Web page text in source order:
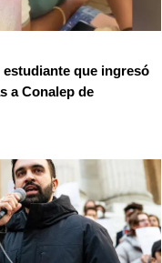
que ingresó
a Conalep de